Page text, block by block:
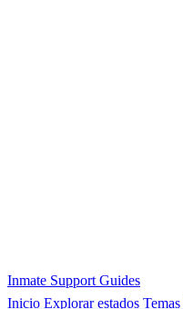
Inmate Support Guides
Inicio Explorar estados Temas